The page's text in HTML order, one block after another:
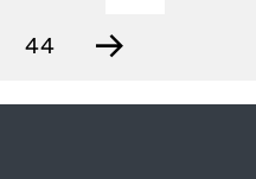
44 →